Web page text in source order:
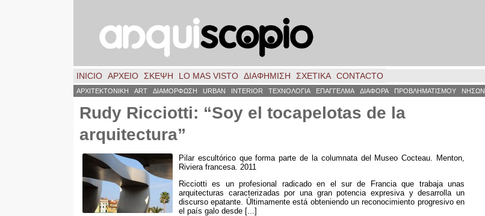
INICIO ΑΡΧΕΙΟ ΣΚΈΨΗ LO MAS VISTO ΔΙΑΦΗΜΙΣΗ ΣΧΕΤΙΚΑ CONTACTO
ΑΡΧΙΤΕΚΤΟΝΙΚΗ ART ΔΙΑΜΟΡΦΩΣΗ URBAN INTERIOR ΤΕΧΝΟΛΟΓΙΑ ΕΠΑΓΓΕΛΜΑ ΔΙΑΦΟΡΑ ΠΡΟΒΛΗΜΑΤΙΣΜΟΥ ΝΗΣΩΝ
Rudy Ricciotti: “Soy el tocapelotas de la
arquitectura”
Pilar escultórico que forma parte de la columnata del Museo Cocteau. Menton,
Riviera francesa. 2011
Ricciotti es un profesional radicado en el sur de Francia que trabaja unas
arquitecturas caracterizadas por una gran potencia expresiva y desarrolla un
discurso epatante. Últimamente está obteniendo un reconocimiento progresivo en
el país galo desde [...]